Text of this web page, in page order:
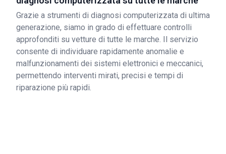
Grazie a strumenti di diagnosi computerizzata di ultima
generazione, siamo in grado di effettuare controlli
approfonditi su vetture di tutte le marche. Il servizio
consente di individuare rapidamente anomalie e
malfunzionamenti dei sistemi elettronici e meccanici,
permettendo interventi mirati, precisi e tempi di
riparazione più rapidi.